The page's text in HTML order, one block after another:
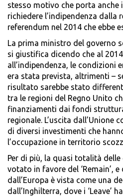
stesso motivo che porta anche
richiedere l’indipendenza dalla
referendum nel 2014 che ebbe
La prima ministro del governo
si giustifica dicendo che al
all’indipendenza, le condizioni
era stata prevista, altrimenti –
risultato sarebbe stato
tra le regioni del Regno Unito
finanziamenti dai fondi
regionale. L’uscita dall’Unione
di diversi investimenti che
l’occupazione in territorio
Per di più, la quasi totalità delle
votato in favore del ‘Remain’, e
dall’Europa è vista come una
dall’Inghilterra, dove i ‘Leave’